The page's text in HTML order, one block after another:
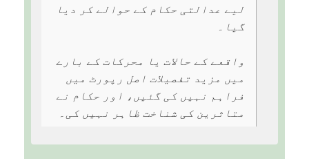
لیے عدالتی حکام کے حوالے کر دیا
گیا۔
واقعے کے حالات یا محرکات کے بارے
میں مزید تفصیلات اصل رپورٹ میں
فراہم نہیں کی گئیں، اور حکام نے
متاثرین کی شناخت ظاہر نہیں کی۔